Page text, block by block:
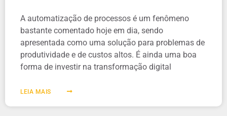
A automatização de processos é um fenômeno
bastante comentado hoje em dia, sendo
apresentada como uma solução para problemas de
produtividade e de custos altos. É ainda uma boa
forma de investir na transformação digital
LEIA MAIS